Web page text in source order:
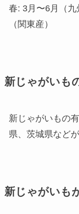
春: 3月〜6月（九
（関東産）
新じゃがいも
新じゃがいもの
県、茨城県など
新じゃがいも